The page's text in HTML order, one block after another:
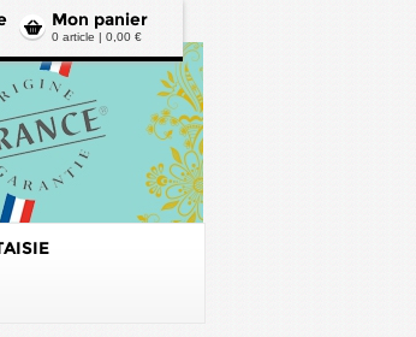
Mon panier
0 article | 0,00 €